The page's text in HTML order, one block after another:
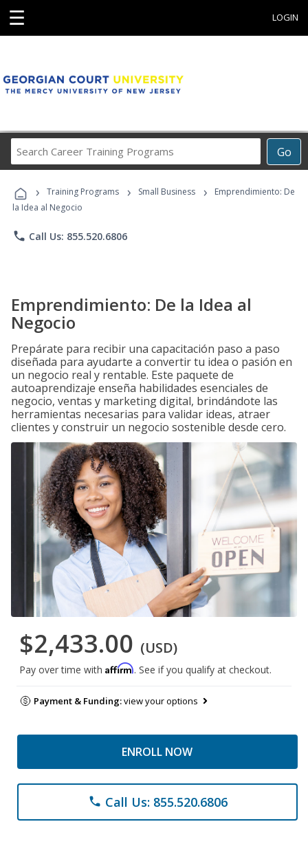
☰ LOGIN
Go
Career
Programs
› Training Programs › Small Business ›
Emprendimiento: De
la Idea al Negocio
phone Call Us: 855.520.6806
Emprendimiento: De la Idea al
Negocio
Prepárate para recibir una capacitación paso a paso
diseñada para ayudarte a convertir tu idea o pasión en
un negocio real y rentable. Este paquete de
autoaprendizaje enseña habilidades esenciales de
negocio, ventas y marketing digital, brindándote las
herramientas necesarias para validar ideas, atraer
clientes y construir un negocio sostenible desde cero.
$2,433.00 (USD)
Pay over time with Affirm. See if you qualify at checkout.
Payment & Funding:view your options
ENROLL NOW
phone Call Us: 855.520.6806